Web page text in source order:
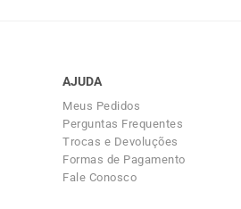
AJUDA
Meus Pedidos
Perguntas Frequentes
Trocas e Devoluções
Formas de Pagamento
Fale Conosco